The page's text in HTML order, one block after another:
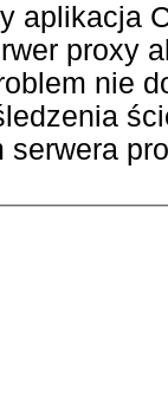
aplikacja
proxy
nie
serwera